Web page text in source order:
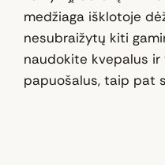
medžiaga išklotoje
nesubraižytų kiti
naudokite kvepalus
papuošalus, taip pat